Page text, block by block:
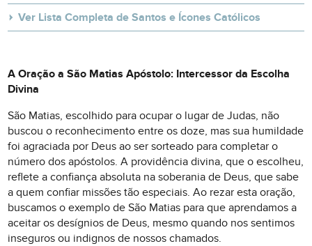
Ver Lista Completa de Santos e Ícones Católicos
A Oração a São Matias Apóstolo: Intercessor da Escolha
Divina
São Matias, escolhido para ocupar o lugar de Judas, não
buscou o reconhecimento entre os doze, mas sua humildade
foi agraciada por Deus ao ser sorteado para completar o
número dos apóstolos. A providência divina, que o escolheu,
reflete a confiança absoluta na soberania de Deus, que sabe
a quem confiar missões tão especiais. Ao rezar esta oração,
buscamos o exemplo de São Matias para que aprendamos a
aceitar os desígnios de Deus, mesmo quando nos sentimos
inseguros ou indignos de nossos chamados.